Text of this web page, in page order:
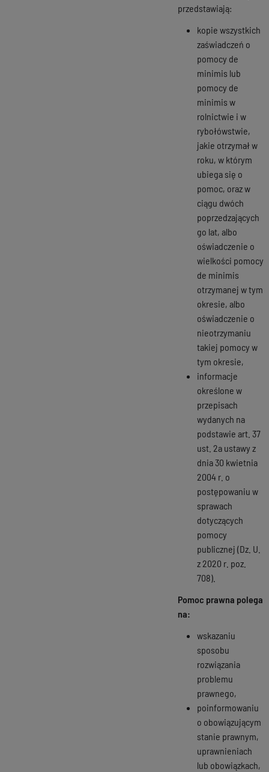
przedstawiają:
kopie wszystkich
zaświadczeń o
pomocy de
minimis lub
pomocy de
minimis w
rolnictwie i w
rybołówstwie,
jakie otrzymał w
roku, w którym
ubiega się o
pomoc, oraz w
ciągu dwóch
poprzedzających
go lat, albo
oświadczenie o
wielkości pomocy
de minimis
otrzymanej w tym
okresie, albo
oświadczenie o
nieotrzymaniu
takiej pomocy w
tym okresie,
informacje
określone w
przepisach
wydanych na
podstawie art. 37
ust. 2a ustawy z
dnia 30 kwietnia
2004 r. o
postępowaniu w
sprawach
dotyczących
pomocy
publicznej (Dz. U.
z 2020 r. poz.
708).
Pomoc prawna polega
na:
wskazaniu
sposobu
rozwiązania
problemu
prawnego,
poinformowaniu
o obowiązującym
stanie prawnym,
uprawnieniach
lub obowiązkach,